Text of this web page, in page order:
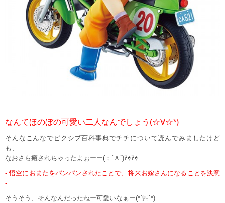
—————————————————————
なんてほのぼの可愛い二人なんでしょう(☆∀☆*)
そんなこんなで ピクシブ百科事典でチチについて読んでみましたけど
も、
なおさら癒されちゃったよぉーー(；´Ａ`)ｱｩｱｩ
- 悟空におまたをパンパンされたことで、将来お嫁さんになることを決意
-
そうそう、そんなんだったねー可愛いなぁー(*´艸`*)